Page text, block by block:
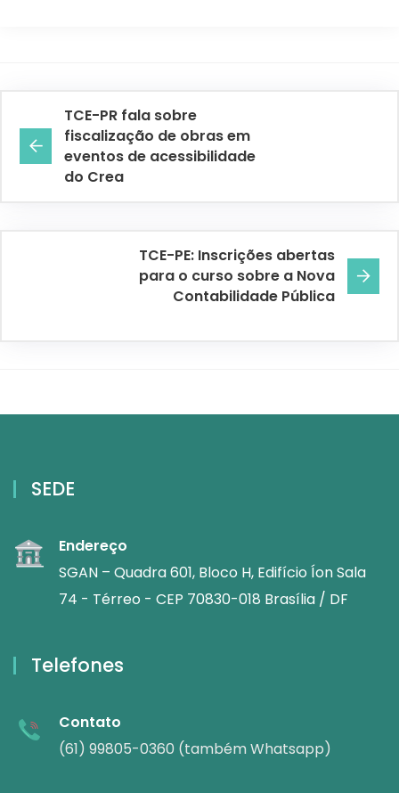
TCE-PR fala sobre
fiscalização de obras em
eventos de acessibilidade
do Crea
TCE-PE: Inscrições abertas
para o curso sobre a Nova
Contabilidade Pública
SEDE
Endereço
SGAN – Quadra 601, Bloco H, Edifício Íon Sala
74 - Térreo - CEP 70830-018 Brasília / DF
Telefones
Contato
(61) 99805-0360 (também Whatsapp)